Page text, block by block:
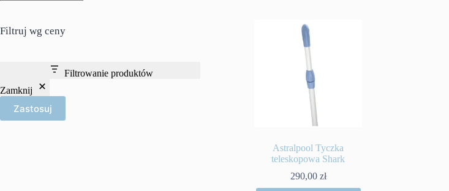
Astralpool Tyczka
teleskopowa Shark
290,00 zł
Filtruj wg ceny
Filtrowanie produktów
Zamknij
Zastosuj